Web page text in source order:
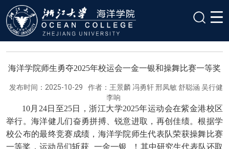
海洋学院师生勇夺2025年校运会一金一银和操舞比赛一等奖
发布时间：2025-10-29
作者：王景麟 冯勇轩 邢凤敏 舒聪涵 吴行健
李响
10月24日至25日，浙江大学2025年运动会在紫金港校区
举行。海洋健儿们奋勇拼搏、锐意进取，再创佳绩。根据学
校公布的最终竞赛成绩，海洋学院师生代表队荣获操舞比赛
一等奖，运动员们斩获
一金一银
！其中研究生代表队还取